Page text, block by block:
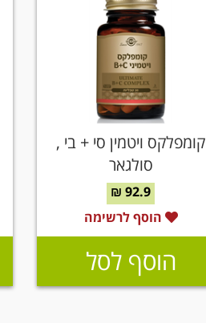
קומפלקס ויטמין סי + בי ,
סולגאר
92.9 ₪
הוסף לרשימה
הוסף לסל